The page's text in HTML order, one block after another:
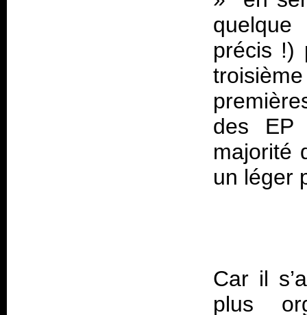
précis !)
des EP
majorité
un léger
Car il
plus